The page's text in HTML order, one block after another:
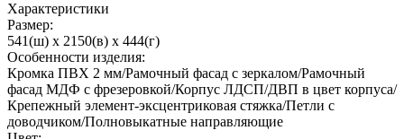
Характеристики
Размер:
541(ш) x 2150(в) x 444(г)
Особенности изделия:
Кромка ПВХ 2 мм/Рамочный фасад с зеркалом/Рамочный
фасад МДФ с фрезеровкой/Корпус ЛДСП/ДВП в цвет корпуса/
Крепежный элемент-эксцентриковая стяжка/Петли с
доводчиком/Полновыкатные направляющие